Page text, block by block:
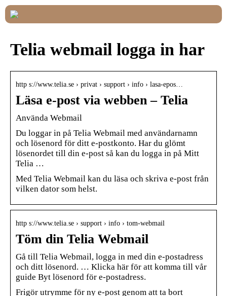
Telia webmail logga in har
http s://www.telia.se › privat › support › info › lasa-epos…
Läsa e-post via webben – Telia
Använda Webmail
Du loggar in på Telia Webmail med användarnamn
och lösenord för ditt e-postkonto. Har du glömt
lösenordet till din e-post så kan du logga in på Mitt
Telia …
Med Telia Webmail kan du läsa och skriva e-post från
vilken dator som helst.
http s://www.telia.se › support › info › tom-webmail
Töm din Telia Webmail
Gå till Telia Webmail, logga in med din e-postadress
och ditt lösenord. … Klicka här för att komma till vår
guide Byt lösenord för e-postadress.
Frigör utrymme för ny e-post genom att ta bort